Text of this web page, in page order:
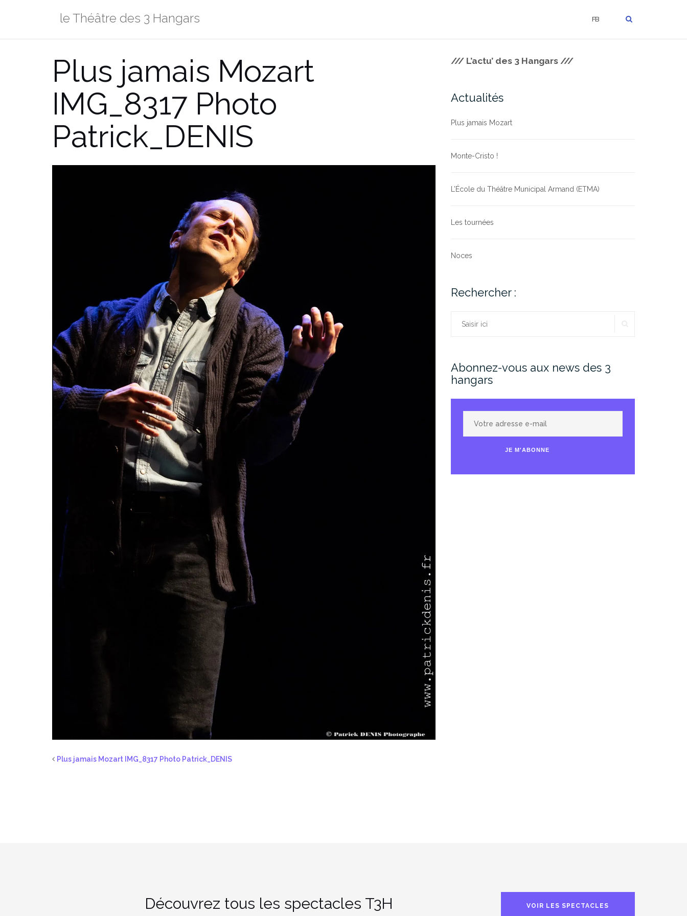
le Théâtre des 3 Hangars FB
Plus jamais Mozart
IMG_8317 Photo
Patrick_DENIS
Plus jamais Mozart IMG_8317 Photo Patrick_DENIS
/// L’actu’ des 3 Hangars ///
Actualités
Plus jamais Mozart
Monte-Cristo !
L’École du Théâtre Municipal Armand (ETMA)
Les tournées
Noces
Rechercher :
Rechercher :
Abonnez-vous aux news des 3
hangars
adresse
JE M'ABONNE
Découvrez tous les spectacles T3H VOIR LES SPECTACLES